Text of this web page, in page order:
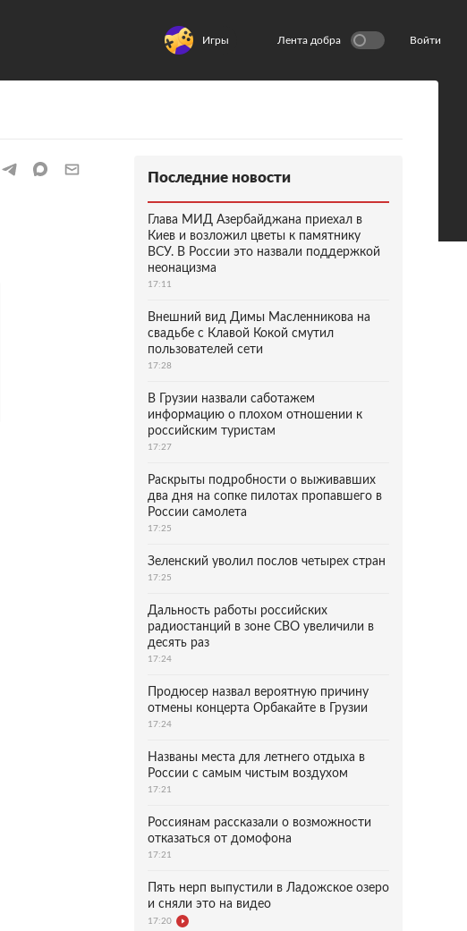
Игры Лента добра Войти
Последние новости
Глава МИД Азербайджана приехал в
Киев и возложил цветы к памятнику
ВСУ. В России это назвали поддержкой
неонацизма
17:11
Внешний вид Димы Масленникова на
свадьбе с Клавой Кокой смутил
пользователей сети
17:28
В Грузии назвали саботажем
информацию о плохом отношении к
российским туристам
17:27
Раскрыты подробности о выживавших
два дня на сопке пилотах пропавшего в
России самолета
17:25
Зеленский уволил послов четырех стран
17:25
Дальность работы российских
радиостанций в зоне СВО увеличили в
десять раз
17:24
Продюсер назвал вероятную причину
отмены концерта Орбакайте в Грузии
17:24
Названы места для летнего отдыха в
России с самым чистым воздухом
17:21
Россиянам рассказали о возможности
отказаться от домофона
17:21
Пять нерп выпустили в Ладожское озеро
и сняли это на видео
17:20